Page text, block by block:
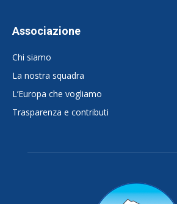
Associazione
Chi siamo
La nostra squadra
L’Europa che vogliamo
Trasparenza e contributi